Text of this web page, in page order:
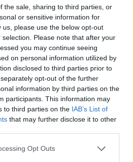
the sale, sharing to third parties, or
or sensitive information for
please use the below opt-out
Please note that after your
you may continue seeing
on personal information utilized by
disclosed to third parties prior to
opt-out of the further
information by third parties on the
participants. This information may
to third parties on the IAB’s List of
that may further disclose it to other
Opt Outs
a vezető részvények közül:
foroghat. A tegnapi
Matáv piaca is csalogathat még
A telekomrészvények New
meg. A kisebbeknél 230-240
a Fotex...
hírarchívumához